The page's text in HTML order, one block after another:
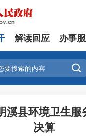
解读回应 办事

溪县环境卫生服
决算